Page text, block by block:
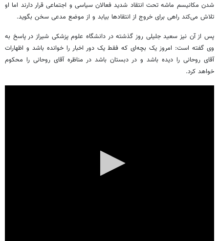
شدن مکانیسم ماشه تحت انتقاد شدید فعالان سیاسی و اجتماعی قرار دارند اما او
تلاش می‌کند راهی برای خروج از انتقادها بیابد و از موضع مدعی سخن بگوید.
پس از آن نیز سعید جلیلی روز گذشته در دانشگاه علوم پزشکی شیراز در پاسخ به
وی گفته است: امروز یک بچه‌ای که فقط یک دور اخبار را خوانده باشد و اظهارات
آقای روحانی را دیده باشد و در دبستان باشد در مناظره آقای روحانی را محکوم
خواهد کرد.